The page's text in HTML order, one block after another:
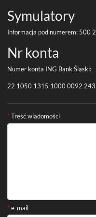
Symu­la­tory
Infor­ma­cja pod numerem: 500
Nr konta
Numer konta ING Bank Śląski:
22 1050 1315 10000092
*Treść wiadomości
*e-mail